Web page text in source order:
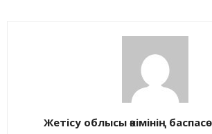
Жетісу облысы әкімінің